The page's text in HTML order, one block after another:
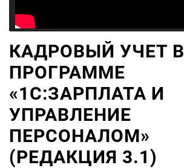
КАДРОВЫЙ УЧЕТ В
ПРОГРАММЕ
«1С:ЗАРПЛАТА И
УПРАВЛЕНИЕ
ПЕРСОНАЛОМ»
(РЕДАКЦИЯ 3.1)